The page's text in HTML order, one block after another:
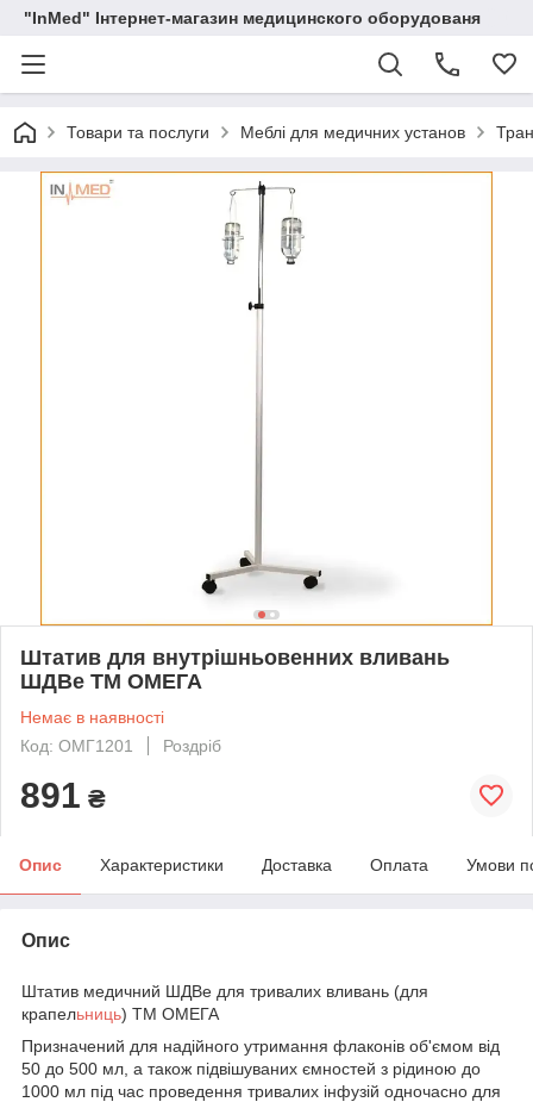
"InMed" Інтернет-магазин медицинского оборудованя
Товари та послуги Меблі для медичних установ
Штатив для внутрішньовенних вливань
ШДВе ТМ ОМЕГА
Немає в наявності
Код: ОМГ1201
Роздріб
891 ₴
Опис Характеристики Доставка Оплата Умови
Опис
Штатив медичний ШДВе для тривалих вливань (для
крапельниць) ТМ ОМЕГА
Призначений для надійного утримання флаконів об'ємом від
50 до 500 мл, а також підвішуваних ємностей з рідиною до
1000 мл під час проведення тривалих інфузій одночасно для